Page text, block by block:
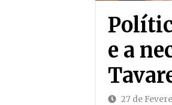
e a
27 de